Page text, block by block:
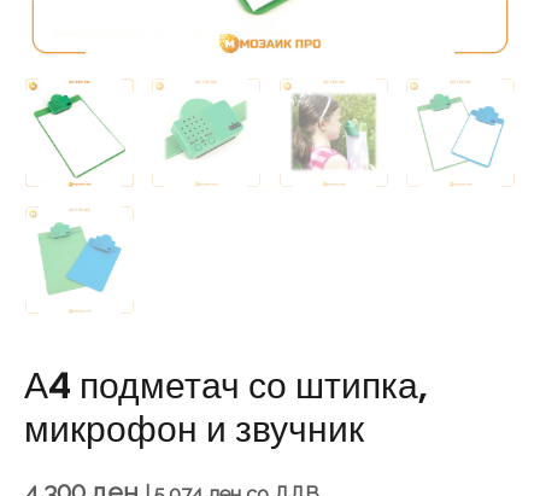
А4 подметач со штипка,
микрофон и звучник